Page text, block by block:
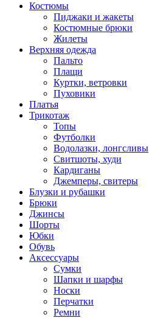
Костюмы
Пиджаки и жакеты
Костюмные брюки
Жилеты
Верхняя одежда
Пальто
Плащи
Куртки, ветровки
Пуховики
Платья
Трикотаж
Топы
Футболки
Водолазки, лонгсливы
Свитшоты, худи
Кардиганы
Джемперы, свитеры
Блузки и рубашки
Брюки
Джинсы
Шорты
Юбки
Обувь
Аксессуары
Сумки
Шапки и шарфы
Носки
Перчатки
Ремни